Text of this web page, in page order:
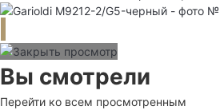
Вы смотрели
Перейти ко всем просмотренным